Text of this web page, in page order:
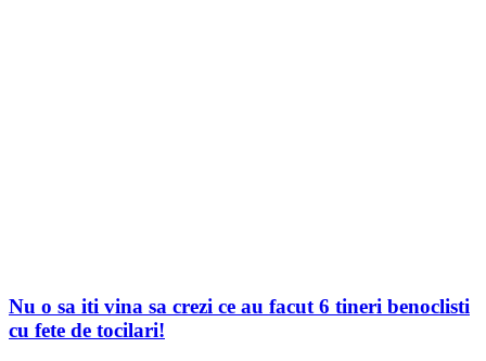
Nu o sa iti vina sa crezi ce au facut 6 tineri benoclisti
cu fete de tocilari!